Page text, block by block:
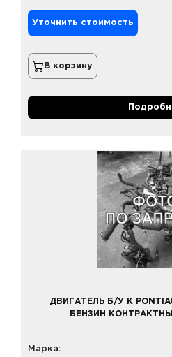
Уточнить стоимость
В корзину
ДВИГАТЕЛЬ Б/У К
БЕНЗИН
Марка: